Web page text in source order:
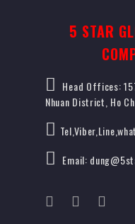
5 STAR
Head Offices:
Nhuan District, Ho
Email: